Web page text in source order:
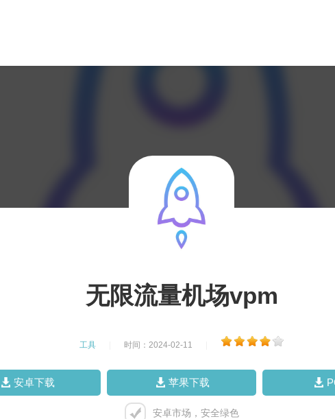
无限流量机场vpm
工具 时间：2024-02-11
安卓下载 苹果下载
安卓市场，安全绿色